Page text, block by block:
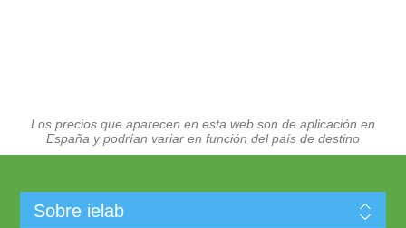
Los precios que aparecen en esta web son de aplicación en
España y podrían variar en función del país de destino
Sobre ielab